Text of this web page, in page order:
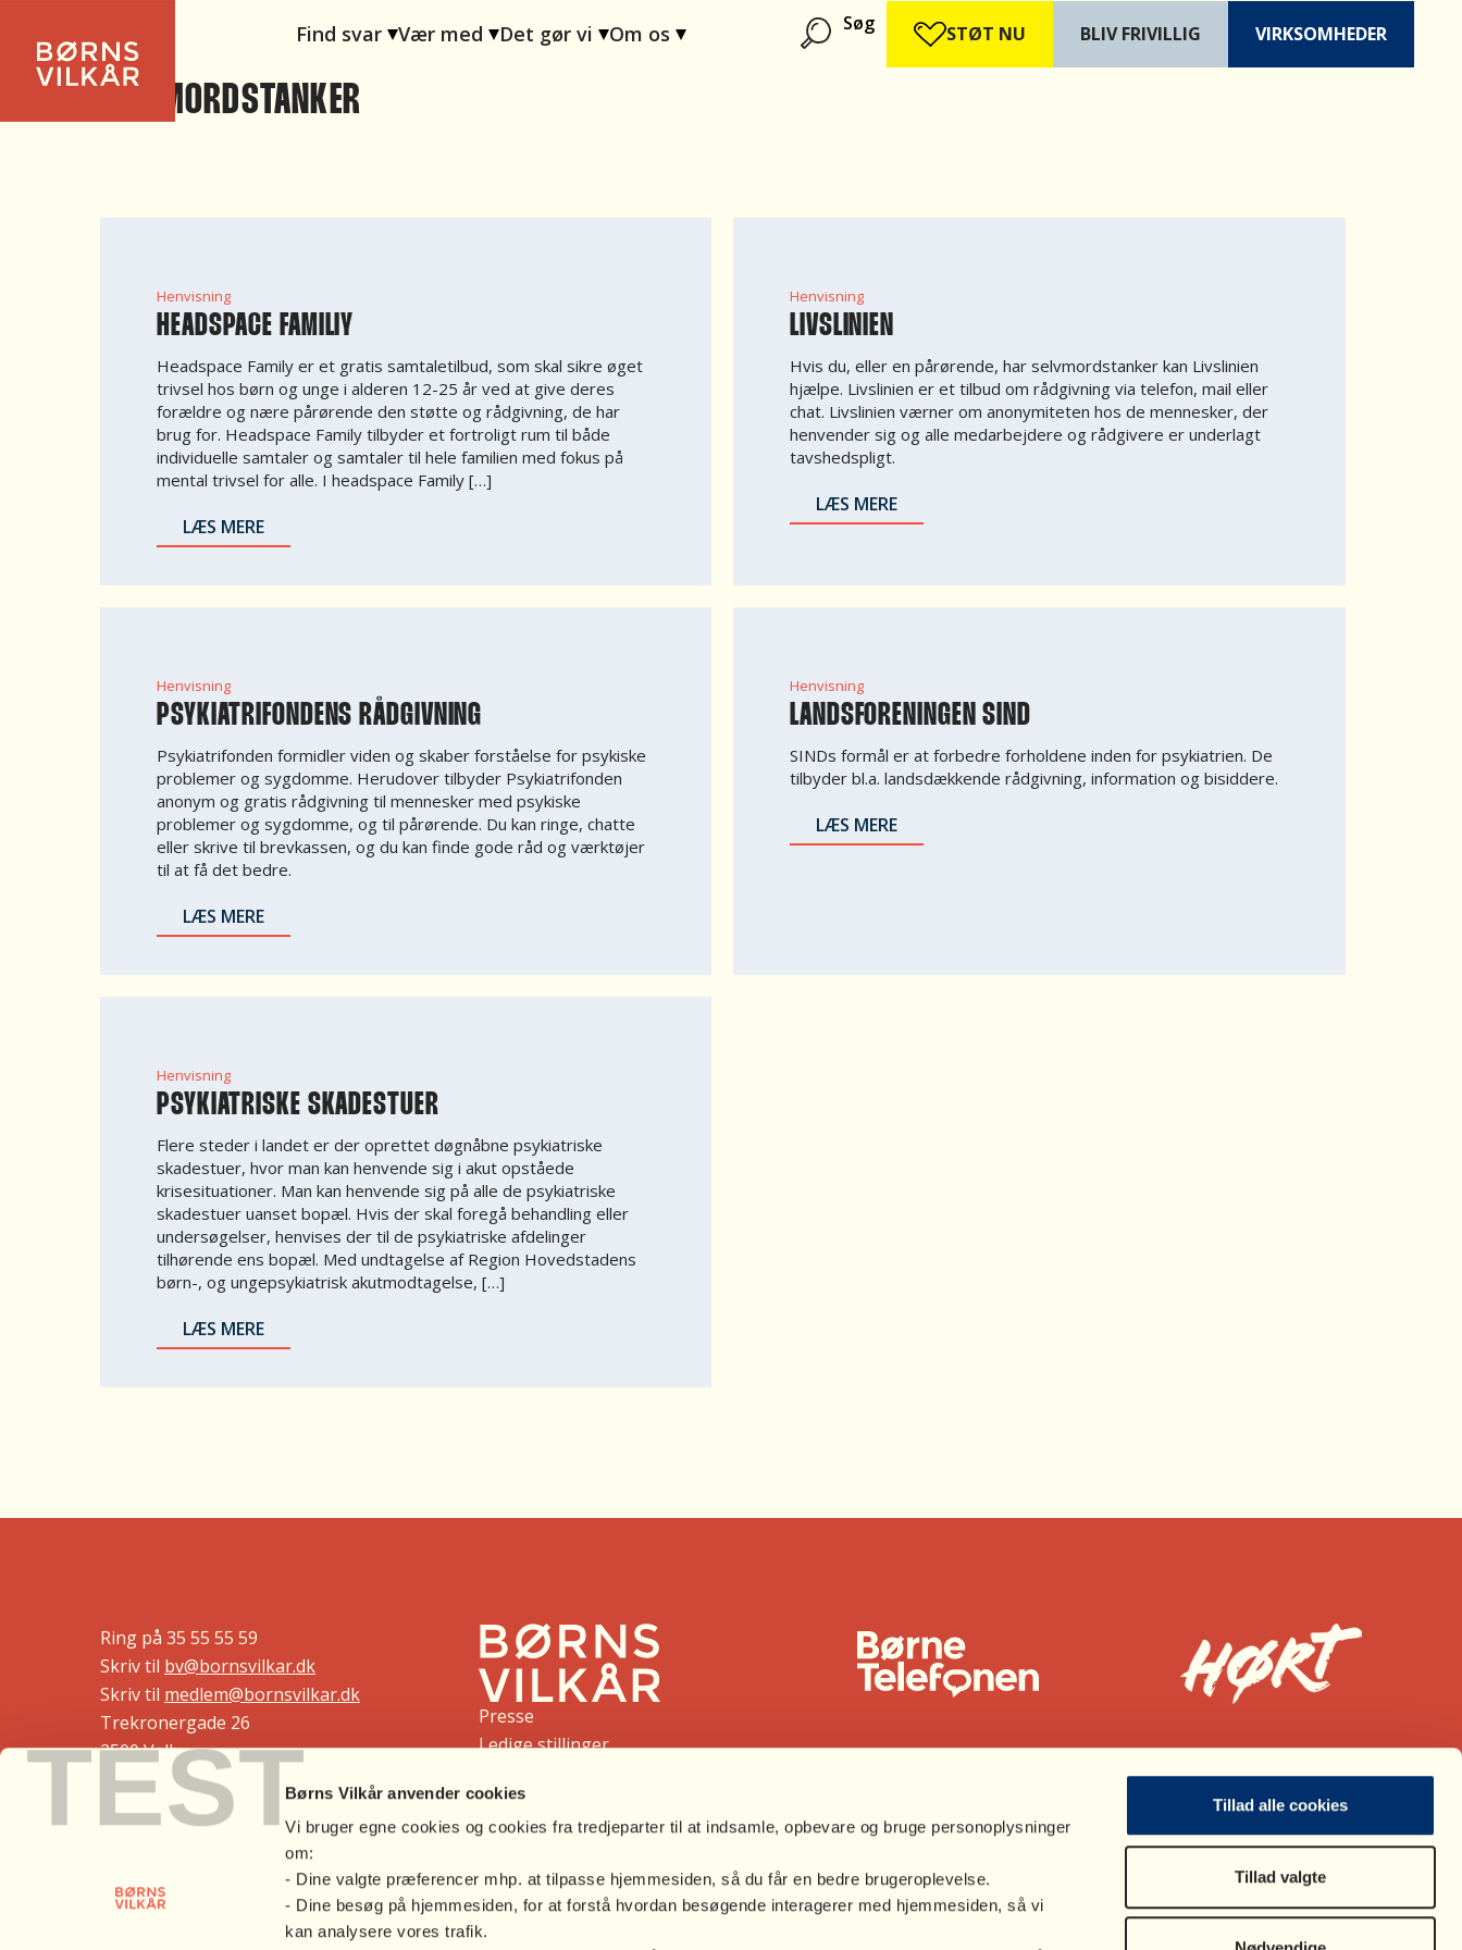
TESTBørns Vilkår anvender cookies
Vi bruger egne cookies og cookies fra tredjeparter til at indsamle, opbevare og bruge personoplysninger
om:
- Dine valgte præferencer mhp. at tilpasse hjemmesiden, så du får en bedre brugeroplevelse.
- Dine besøg på hjemmesiden, for at forstå hvordan besøgende interagerer med hjemmesiden, så vi
kan analysere vores trafik.
Tillad alle cookies
Tillad valgte
Find svar Vær med Det gør vi Om os Søg STØT NU BLIV FRIVILLIG VIRKSOMHEDER
SELVMORDSTANKER
Henvisning
HEADSPACE FAMILIY
Headspace Family er et gratis samtaletilbud, som skal sikre øget
trivsel hos børn og unge i alderen 12-25 år ved at give deres
forældre og nære pårørende den støtte og rådgivning, de har
brug for. Headspace Family tilbyder et fortroligt rum til både
individuelle samtaler og samtaler til hele familien med fokus på
mental trivsel for alle. I headspace Family […]
LÆS MERE
Henvisning
LIVSLINIEN
Hvis du, eller en pårørende, har selvmordstanker kan Livslinien
hjælpe. Livslinien er et tilbud om rådgivning via telefon, mail eller
chat. Livslinien værner om anonymiteten hos de mennesker, der
henvender sig og alle medarbejdere og rådgivere er underlagt
tavshedspligt.
LÆS MERE
Henvisning
PSYKIATRIFONDENS RÅDGIVNING
Psykiatrifonden formidler viden og skaber forståelse for psykiske
problemer og sygdomme. Herudover tilbyder Psykiatrifonden
anonym og gratis rådgivning til mennesker med psykiske
problemer og sygdomme, og til pårørende. Du kan ringe, chatte
eller skrive til brevkassen, og du kan finde gode råd og værktøjer
til at få det bedre.
LÆS MERE
Henvisning
LANDSFORENINGEN SIND
SINDs formål er at forbedre forholdene inden for psykiatrien. De
tilbyder bl.a. landsdækkende rådgivning, information og bisiddere.
LÆS MERE
Henvisning
PSYKIATRISKE SKADESTUER
Flere steder i landet er der oprettet døgnåbne psykiatriske
skadestuer, hvor man kan henvende sig i akut opståede
krisesituationer. Man kan henvende sig på alle de psykiatriske
skadestuer uanset bopæl. Hvis der skal foregå behandling eller
undersøgelser, henvises der til de psykiatriske afdelinger
tilhørende ens bopæl. Med undtagelse af Region Hovedstadens
børn-, og ungepsykiatrisk akutmodtagelse, […]
LÆS MERE
Ring på 35 55 55 59
Skriv til bv@bornsvilkar.dk
Skriv til medlem@bornsvilkar.dk
Trekronergade 26
2500 Valby
Carl Blochs Gade 37
8000 Aarhus C
9000 Aalborg
Presse
Ledige stillinger
Bliv institutionsmedlem
Whistleblowing
Ambassadører